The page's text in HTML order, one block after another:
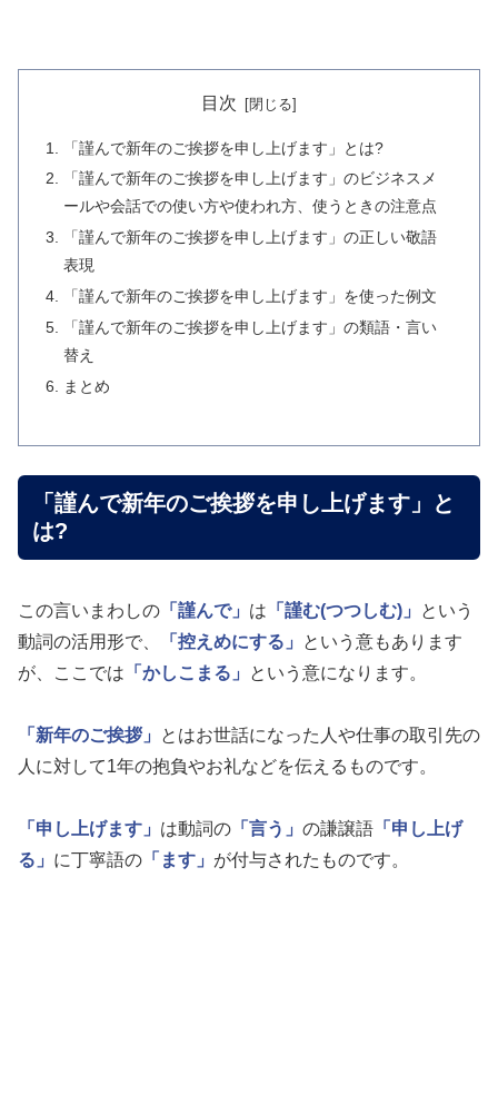
目次
「謹んで新年のご挨拶を申し上げます」とは?
「謹んで新年のご挨拶を申し上げます」のビジネスメ
ールや会話での使い方や使われ方、使うときの注意点
「謹んで新年のご挨拶を申し上げます」の正しい敬語
表現
「謹んで新年のご挨拶を申し上げます」を使った例文
「謹んで新年のご挨拶を申し上げます」の類語・言い
替え
まとめ
「謹んで新年のご挨拶を申し上げます」と
は?
この言いまわしの 「謹んで」 は 「謹む(つつしむ)」
という
動詞の活用形で、
「控えめにする」
という意もあります
が、ここでは 「かしこまる」 という意になります。
「新年のご挨拶」
とはお世話になった人や仕事の取引先の
人に対して1年の抱負やお礼などを伝えるものです。
「申し上げます」 は動詞の 「言う」 の謙譲語 「申し上げ
る」 に丁寧語の 「ます」 が付与されたものです。